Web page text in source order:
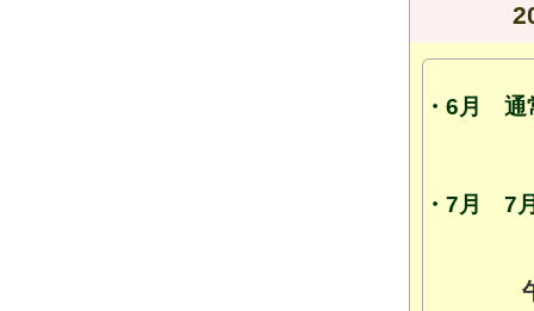
・6月 通
・7月 7